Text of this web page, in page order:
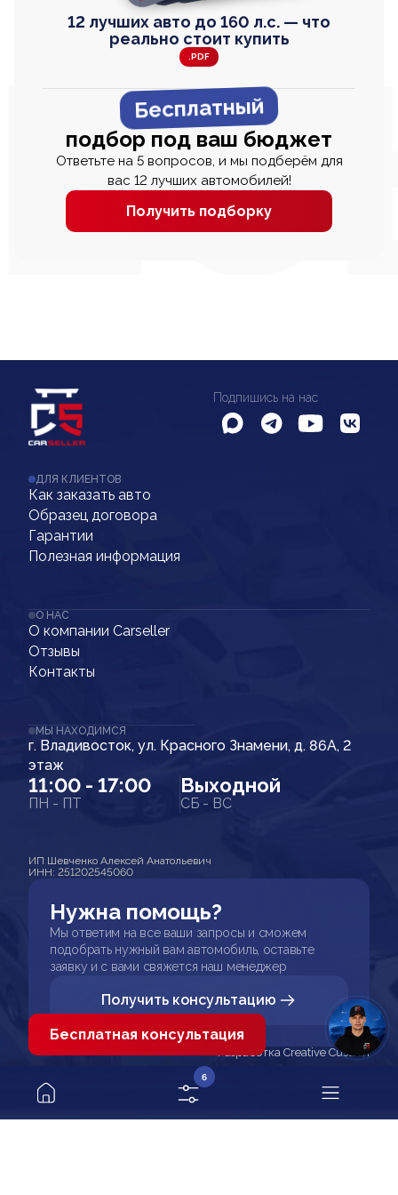
12 лучших авто до 160 л.с. — что
реально стоит купить
.PDF
Бесплатный
подбор под ваш бюджет
Ответьте на 5 вопросов, и мы подберём для
вас 12 лучших автомобилей!
Получить подборку
Подпишись на нас
ДЛЯ КЛИЕНТОВ
Как заказать авто
Образец договора
Гарантии
Полезная информация
О НАС
О компании Carseller
Отзывы
Контакты
МЫ НАХОДИМСЯ
г. Владивосток, ул. Красного Знамени, д. 86А, 2
этаж
11:00 - 17:00
ПН - ПТ
Выходной
СБ - ВС
ИП Шевченко Алексей Анатольевич
ИНН: 251202545060
Нужна помощь?
Мы ответим на все ваши запросы и сможем
подобрать нужный вам автомобиль, оставьте
заявку и с вами свяжется наш менеджер
Получить консультацию
Разработка Creative Custom
6
Бесплатная консультация